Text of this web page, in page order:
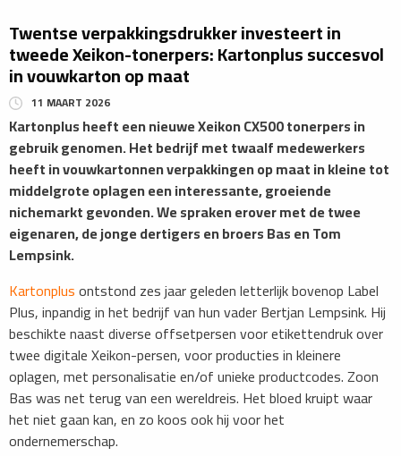
Twentse verpakkingsdrukker investeert in
tweede Xeikon-tonerpers: Kartonplus succesvol
in vouwkarton op maat
11 MAART 2026
​Kartonplus heeft een nieuwe Xeikon CX500 tonerpers in
gebruik genomen. Het bedrijf met twaalf medewerkers
heeft in vouwkartonnen verpakkingen op maat in kleine tot
middelgrote oplagen een interessante, groeiende
nichemarkt gevonden. We spraken erover met de twee
eigenaren, de jonge dertigers en broers Bas en Tom
Lempsink.
​Kartonplusontstond zes jaar geleden letterlijk bovenop Label
Plus, inpandig in het bedrijf van hun vader Bertjan Lempsink. Hij
beschikte naast diverse offsetpersen voor etikettendruk over
twee digitale Xeikon-persen, voor producties in kleinere
oplagen, met personalisatie en/of unieke productcodes. Zoon
Bas was net terug van een wereldreis. Het bloed kruipt waar
het niet gaan kan, en zo koos ook hij voor het
ondernemerschap.